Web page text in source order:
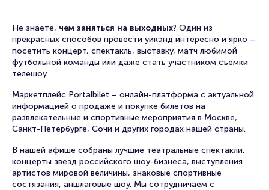
Не знаете, чем заняться на выходных? Один из
прекрасных способов провести уикэнд интересно и ярко –
посетить концерт, спектакль, выставку, матч любимой
футбольной команды или даже стать участником съемки
телешоу.
Маркетплейс Portalbilet – онлайн-платформа с актуальной
информацией о продаже и покупке билетов на
развлекательные и спортивные мероприятия в Москве,
Санкт-Петербурге, Сочи и других городах нашей страны.
В нашей афише собраны лучшие театральные спектакли,
концерты звезд российского шоу-бизнеса, выступления
артистов мировой величины, знаковые спортивные
состязания, аншлаговые шоу. Мы сотрудничаем с